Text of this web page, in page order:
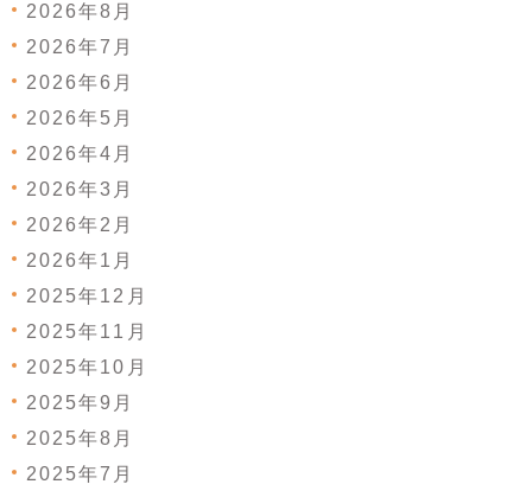
2026年8月
2026年7月
2026年6月
2026年5月
2026年4月
2026年3月
2026年2月
2026年1月
2025年12月
2025年11月
2025年10月
2025年9月
2025年8月
2025年7月